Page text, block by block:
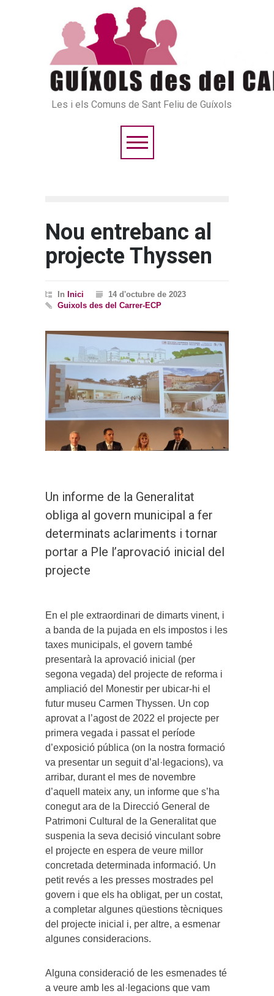
Les i els Comuns de Sant Feliu de Guíxols
Nou entrebanc al
projecte Thyssen
In Inici
14 d'octubre de 2023
Guixols des del Carrer-ECP
Un informe de la Generalitat
obliga al govern municipal a fer
determinats aclariments i tornar
portar a Ple l’aprovació inicial del
projecte
En el ple extraordinari de dimarts vinent, i
a banda de la pujada en els impostos i les
taxes municipals, el govern també
presentarà la aprovació inicial (per
segona vegada) del projecte de reforma i
ampliació del Monestir per ubicar-hi el
futur museu Carmen Thyssen. Un cop
aprovat a l’agost de 2022 el projecte per
primera vegada i passat el període
d’exposició pública (on la nostra formació
va presentar un seguit d’al·legacions), va
arribar, durant el mes de novembre
d’aquell mateix any, un informe que s’ha
conegut ara de la Direcció General de
Patrimoni Cultural de la Generalitat que
suspenia la seva decisió vinculant sobre
el projecte en espera de veure millor
concretada determinada informació. Un
petit revés a les presses mostrades pel
govern i que els ha obligat, per un costat,
a completar algunes qüestions tècniques
del projecte inicial i, per altre, a esmenar
algunes consideracions.
Alguna consideració de les esmenades té
a veure amb les al·legacions que vam